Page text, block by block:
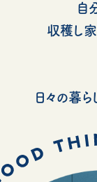
自
収穫し
日々の暮ら